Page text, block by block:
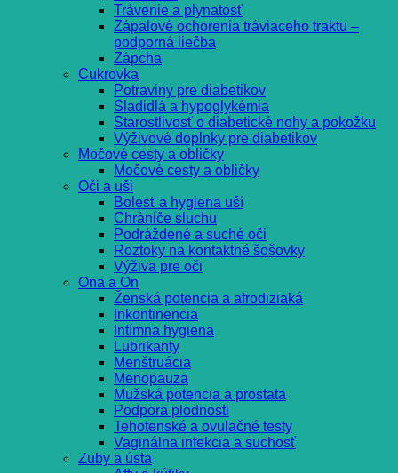
Trávenie a plynatosť
Zápalové ochorenia tráviaceho traktu –
podporná liečba
Zápcha
Cukrovka
Potraviny pre diabetikov
Sladidlá a hypoglykémia
Starostlivosť o diabetické nohy a pokožku
Výživové doplnky pre diabetikov
Močové cesty a obličky
Močové cesty a obličky
Oči a uši
Bolesť a hygiena uší
Chrániče sluchu
Podráždené a suché oči
Roztoky na kontaktné šošovky
Výživa pre oči
Ona a On
Ženská potencia a afrodiziaká
Inkontinencia
Intímna hygiena
Lubrikanty
Menštruácia
Menopauza
Mužská potencia a prostata
Podpora plodnosti
Tehotenské a ovulačné testy
Vaginálna infekcia a suchosť
Zuby a ústa